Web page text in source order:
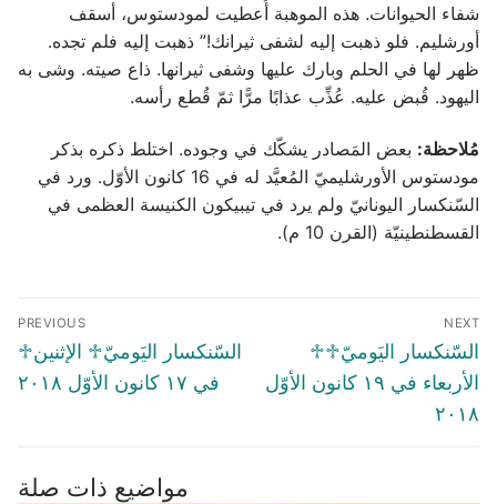
شفاء الحيوانات. هذه الموهبة أُعطيت لمودستوس، أسقف
أورشليم. فلو ذهبت إليه لشفى ثيرانك!” ذهبت إليه فلم تجده.
ظهر لها في الحلم وبارك عليها وشفى ثيرانها. ذاع صيته. وشى به
اليهود. قُبض عليه. عُذِّب عذابًا مرًّا ثمّ قُطع رأسه.
مُلاحظة: بعض المَصادر يشكّك في وجوده. اختلط ذكره بذكر
مودستوس الأورشليميّ المُعيَّد له في 16 كانون الأوّل. ورد في
السّنكسار اليونانيّ ولم يرد في تيبيكون الكنيسة العظمى في
القسطنطينيّة (القرن 10 م).
Post
navigation
PREVIOUS
Previous
post:
♱السّنكسار اليَوميّ♱ الإثنين
في ١٧ كانون الأوّل ٢٠١٨
NEXT
Next
post:
♱السّنكسار اليَوميّ♱
الأربعاء في ١٩ كانون الأوّل
٢٠١٨
مواضيع ذات صلة